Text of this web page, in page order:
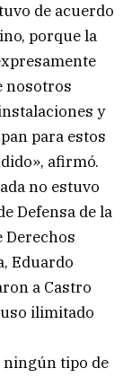
de acuerdo
porque la
nosotros
y
para estos
afirmó.
no estuvo
Defensa de la
Derechos
Eduardo
a Castro
ilimitado
ningún tipo de